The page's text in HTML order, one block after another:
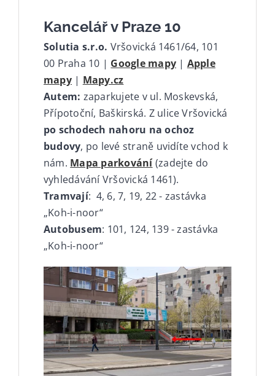
Kancelář v Praze 10
Solutia s.r.o. Vršovická 1461/64, 101
00 Praha 10 | Google mapy | Apple
mapy| Mapy.cz
Autem: zaparkujete v ul. Moskevská,
Přípotoční, Baškirská. Z ulice Vršovická
po schodech nahoru na ochoz
budovy, po levé straně uvidíte vchod k
nám. Mapa parkování(zadejte do
vyhledávání Vršovická 1461).
Tramvají: 4, 6, 7, 19, 22 - zastávka
„Koh-i-noor“
Autobusem: 101, 124, 139 - zastávka
„Koh-i-noor“